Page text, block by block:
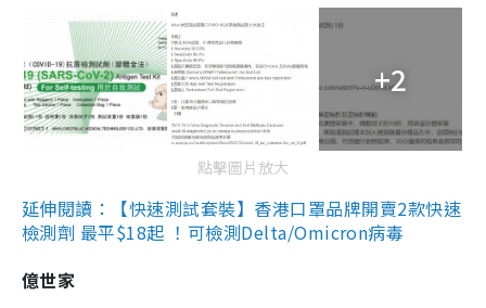
+2
點擊圖片放大
延伸閱讀：【快速測試套裝】香港口罩品牌開賣2款快速
檢測劑 最平$18起 ！可檢測Delta/Omicron病毒
億世家